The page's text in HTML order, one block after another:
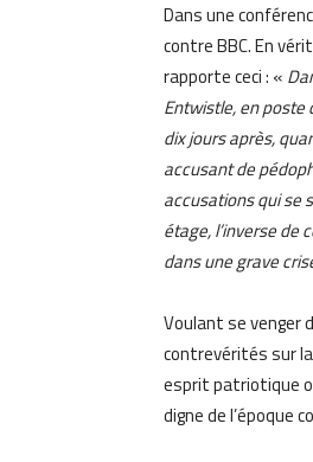
Dans une
contre BBC. En
rapporte ceci : «
Entwistle, en poste
dix jours après,
accusant de
accusations qui se
étage, l’inverse de
dans une grave
Voulant se venger
contrevérités sur la
esprit patriotique
digne de l’époque